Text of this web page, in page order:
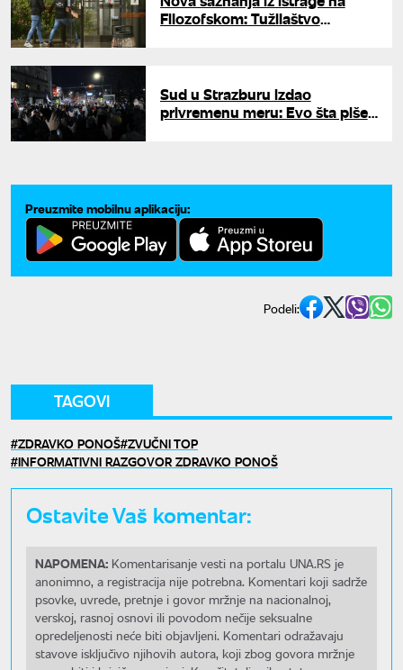
Filozofskom: Tužilaštvo
Sud u Strazburu izdao
privremenu meru: Evo šta piše
Preuzmite mobilnu aplikaciju:
Podeli:
TAGOVI
ZDRAVKO PONOŠ ZVUČNI TOP
INFORMATIVNI RAZGOVOR ZDRAVKO PONOŠ
Ostavite Vaš komentar:
NAPOMENA: Komentarisanje vesti na portalu UNA.RS je
anonimno, a registracija nije potrebna. Komentari koji sadrže
psovke, uvrede, pretnje i govor mržnje na nacionalnoj,
verskoj, rasnoj osnovi ili povodom nečije seksualne
opredeljenosti neće biti objavljeni. Komentari odražavaju
stavove isključivo njihovih autora, koji zbog govora mržnje